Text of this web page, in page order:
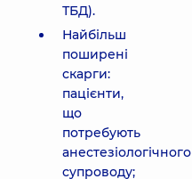
ТБД).
Найбільш
поширені
скарги:
пацієнти,
що
потребують
анестезіологічного
супроводу;